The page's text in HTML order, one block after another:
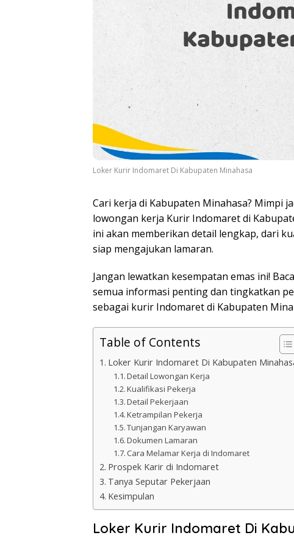
Loker Kurir Indomaret Di Kabupaten Minahasa
Cari kerja di Kabupaten Minahasa? Mimpi
lowongan kerja Kurir Indomaret di
ini akan memberikan detail lengkap, dari
siap mengajukan lamaran.
Jangan lewatkan kesempatan emas ini!
semua informasi penting dan tingkatkan
sebagai kurir Indomaret di Kabupaten
Table of Contents
Loker Kurir Indomaret Di Kabupaten
Detail Lowongan Kerja
Kualifikasi Pekerja
Detail Pekerjaan
Ketrampilan Pekerja
Tunjangan Karyawan
Dokumen Lamaran
Cara Melamar Kerja di Indomaret
Prospek Karir di Indomaret
Tanya Seputar Pekerjaan
Kesimpulan
Loker Kurir Indomaret Di